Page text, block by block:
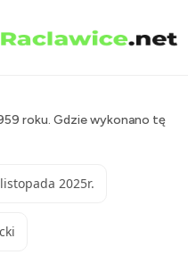
roku. Gdzie wykonano tę
2025r.